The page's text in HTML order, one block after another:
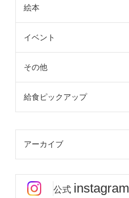
絵本
イベント
その他
給食ピックアップ
アーカイブ
公式 instagram